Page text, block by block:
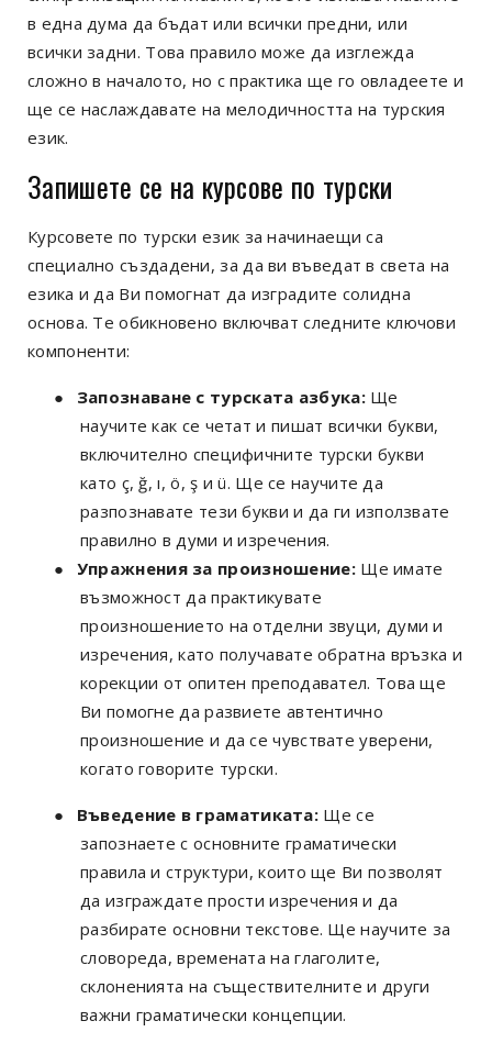
в една дума да бъдат или всички предни, или
всички задни. Това правило може да изглежда
сложно в началото, но с практика ще го овладеете и
ще се наслаждавате на мелодичността на турския
език.
Запишете се на курсове по турски
Курсовете по турски език за начинаещи са
специално създадени, за да ви въведат в света на
езика и да Ви помогнат да изградите солидна
основа. Те обикновено включват следните ключови
компоненти:
● Запознаване с турската азбука:Ще
научите как се четат и пишат всички букви,
включително специфичните турски букви
като ç, ğ, ı, ö, ş и ü. Ще се научите да
разпознавате тези букви и да ги използвате
правилно в думи и изречения.
●
Упражнения за произношение:Ще имате
възможност да практикувате
произношението на отделни звуци, думи и
изречения, като получавате обратна връзка и
корекции от опитен преподавател. Това ще
Ви помогне да развиете автентично
произношение и да се чувствате уверени,
когато говорите турски.
● Въведение в граматиката: Ще се
запознаете с основните граматически
правила и структури, които ще Ви позволят
да изграждате прости изречения и да
разбирате основни текстове. Ще научите за
словореда, времената на глаголите,
склоненията на съществителните и други
важни граматически концепции.